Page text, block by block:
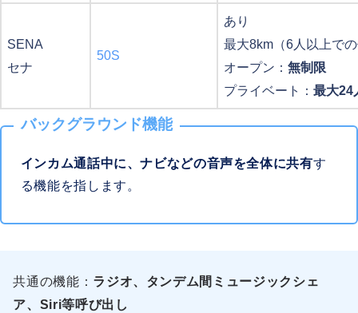
SENA
セナ
50S
あり
最大8km（6人以上で
オープン： 無制限
プライベート： 最大24
バックグラウンド機能
インカム通話中に、ナビなどの音声を全体に共有す
る機能を指します。
共通の機能： ラジオ、タンデム間ミュージックシェ
ア、Siri等呼び出し